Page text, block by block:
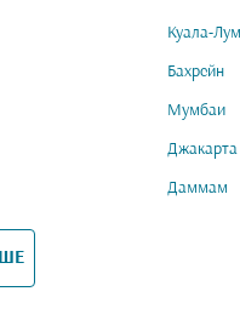
Куала-
Бахрейн
Мумбаи
Джакарта
Даммам